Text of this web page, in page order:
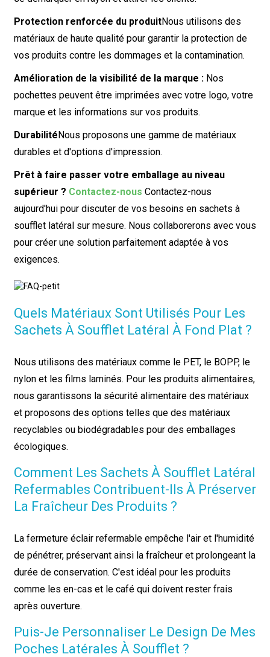
Protection renforcée du produitNous utilisons des
matériaux de haute qualité pour garantir la protection de
vos produits contre les dommages et la contamination.
Amélioration de la visibilité de la marque :Nos
pochettes peuvent être imprimées avec votre logo, votre
marque et les informations sur vos produits.
DurabilitéNous proposons une gamme de matériaux
durables et d'options d'impression.
Prêt à faire passer votre emballage au niveau
supérieur ? Contactez-nous Contactez-nous
aujourd'hui pour discuter de vos besoins en sachets à
soufflet latéral sur mesure. Nous collaborerons avec vous
pour créer une solution parfaitement adaptée à vos
exigences.
Quels Matériaux Sont Utilisés Pour Les
Sachets À Soufflet Latéral À Fond Plat ?
Nous utilisons des matériaux comme le PET, le BOPP, le
nylon et les films laminés. Pour les produits alimentaires,
nous garantissons la sécurité alimentaire des matériaux
et proposons des options telles que des matériaux
recyclables ou biodégradables pour des emballages
écologiques.
Comment Les Sachets À Soufflet Latéral
Refermables Contribuent-Ils À Préserver
La Fraîcheur Des Produits ?
La fermeture éclair refermable empêche l'air et l'humidité
de pénétrer, préservant ainsi la fraîcheur et prolongeant la
durée de conservation. C'est idéal pour les produits
comme les en-cas et le café qui doivent rester frais
après ouverture.
Puis-Je Personnaliser Le Design De Mes
Poches Latérales À Soufflet ?